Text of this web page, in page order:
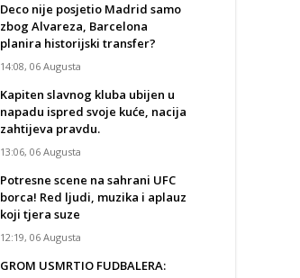
Deco nije posjetio Madrid samo
zbog Alvareza, Barcelona
planira historijski transfer?
14:08, 06 Augusta
Kapiten slavnog kluba ubijen u
napadu ispred svoje kuće, nacija
zahtijeva pravdu.
13:06, 06 Augusta
Potresne scene na sahrani UFC
borca! Red ljudi, muzika i aplauz
koji tjera suze
12:19, 06 Augusta
GROM USMRTIO FUDBALERA: